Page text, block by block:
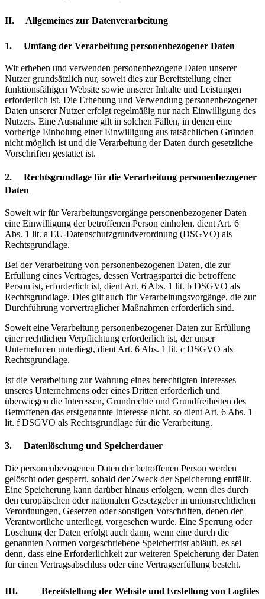
II. Allgemeines zur Datenverarbeitung
1. Umfang der Verarbeitung personenbezogener Daten
Wir erheben und verwenden personenbezogene Daten unserer
Nutzer grundsätzlich nur, soweit dies zur Bereitstellung einer
funktionsfähigen Website sowie unserer Inhalte und Leistungen
erforderlich ist. Die Erhebung und Verwendung personenbezogener
Daten unserer Nutzer erfolgt regelmäßig nur nach Einwilligung des
Nutzers. Eine Ausnahme gilt in solchen Fällen, in denen eine
vorherige Einholung einer Einwilligung aus tatsächlichen Gründen
nicht möglich ist und die Verarbeitung der Daten durch gesetzliche
Vorschriften gestattet ist.
2. Rechtsgrundlage für die Verarbeitung personenbezogener
Daten
Soweit wir für Verarbeitungsvorgänge personenbezogener Daten
eine Einwilligung der betroffenen Person einholen, dient Art. 6
Abs. 1 lit. a EU-Datenschutzgrundverordnung (DSGVO) als
Rechtsgrundlage.
Bei der Verarbeitung von personenbezogenen Daten, die zur
Erfüllung eines Vertrages, dessen Vertragspartei die betroffene
Person ist, erforderlich ist, dient Art. 6 Abs. 1 lit. b DSGVO als
Rechtsgrundlage. Dies gilt auch für Verarbeitungsvorgänge, die zur
Durchführung vorvertraglicher Maßnahmen erforderlich sind.
Soweit eine Verarbeitung personenbezogener Daten zur Erfüllung
einer rechtlichen Verpflichtung erforderlich ist, der unser
Unternehmen unterliegt, dient Art. 6 Abs. 1 lit. c DSGVO als
Rechtsgrundlage.
Ist die Verarbeitung zur Wahrung eines berechtigten Interesses
unseres Unternehmens oder eines Dritten erforderlich und
überwiegen die Interessen, Grundrechte und Grundfreiheiten des
Betroffenen das erstgenannte Interesse nicht, so dient Art. 6 Abs. 1
lit. f DSGVO als Rechtsgrundlage für die Verarbeitung.
3. Datenlöschung und Speicherdauer
Die personenbezogenen Daten der betroffenen Person werden
gelöscht oder gesperrt, sobald der Zweck der Speicherung entfällt.
Eine Speicherung kann darüber hinaus erfolgen, wenn dies durch
den europäischen oder nationalen Gesetzgeber in unionsrechtlichen
Verordnungen, Gesetzen oder sonstigen Vorschriften, denen der
Verantwortliche unterliegt, vorgesehen wurde. Eine Sperrung oder
Löschung der Daten erfolgt auch dann, wenn eine durch die
genannten Normen vorgeschriebene Speicherfrist abläuft, es sei
denn, dass eine Erforderlichkeit zur weiteren Speicherung der Daten
für einen Vertragsabschluss oder eine Vertragserfüllung besteht.
III. Bereitstellung der Website und Erstellung von Logfiles